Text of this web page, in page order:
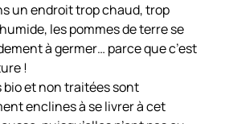
un endroit trop chaud, trop
, les pommes de terre se
à germer… parce que c’est
!
bio et non traitées sont
enclines à se livrer à cet